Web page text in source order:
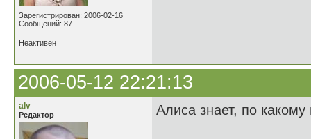
Зарегистрирован: 2006-02-16
Сообщений: 87
Неактивен
2006-05-12 22:21:13
alv
Редактор Алиса знает, по какому